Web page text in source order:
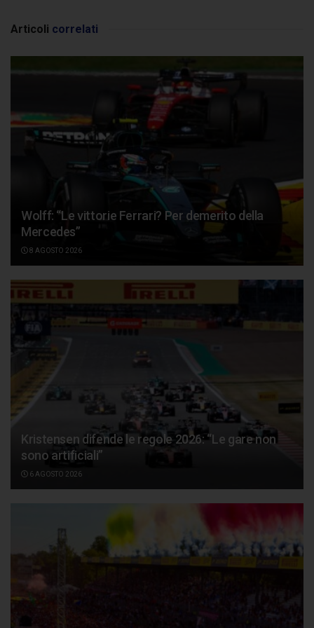
Articoli correlati
Wolff: “Le vittorie Ferrari? Per demerito della
Mercedes”
8 AGOSTO 2026
Kristensen difende le regole 2026: “Le gare non
sono artificiali”
6 AGOSTO 2026